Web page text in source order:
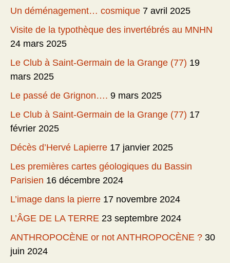
Un déménagement… cosmique 7 avril 2025
Visite de la typothèque des invertébrés au MNHN
24 mars 2025
Le Club à Saint-Germain de la Grange (77) 19
mars 2025
Le passé de Grignon…. 9 mars 2025
Le Club à Saint-Germain de la Grange (77) 17
février 2025
Décès d’Hervé Lapierre 17 janvier 2025
Les premières cartes géologiques du Bassin
Parisien 16 décembre 2024
L’image dans la pierre 17 novembre 2024
L’ÂGE DE LA TERRE 23 septembre 2024
ANTHROPOCÈNE or not ANTHROPOCÈNE ? 30
juin 2024